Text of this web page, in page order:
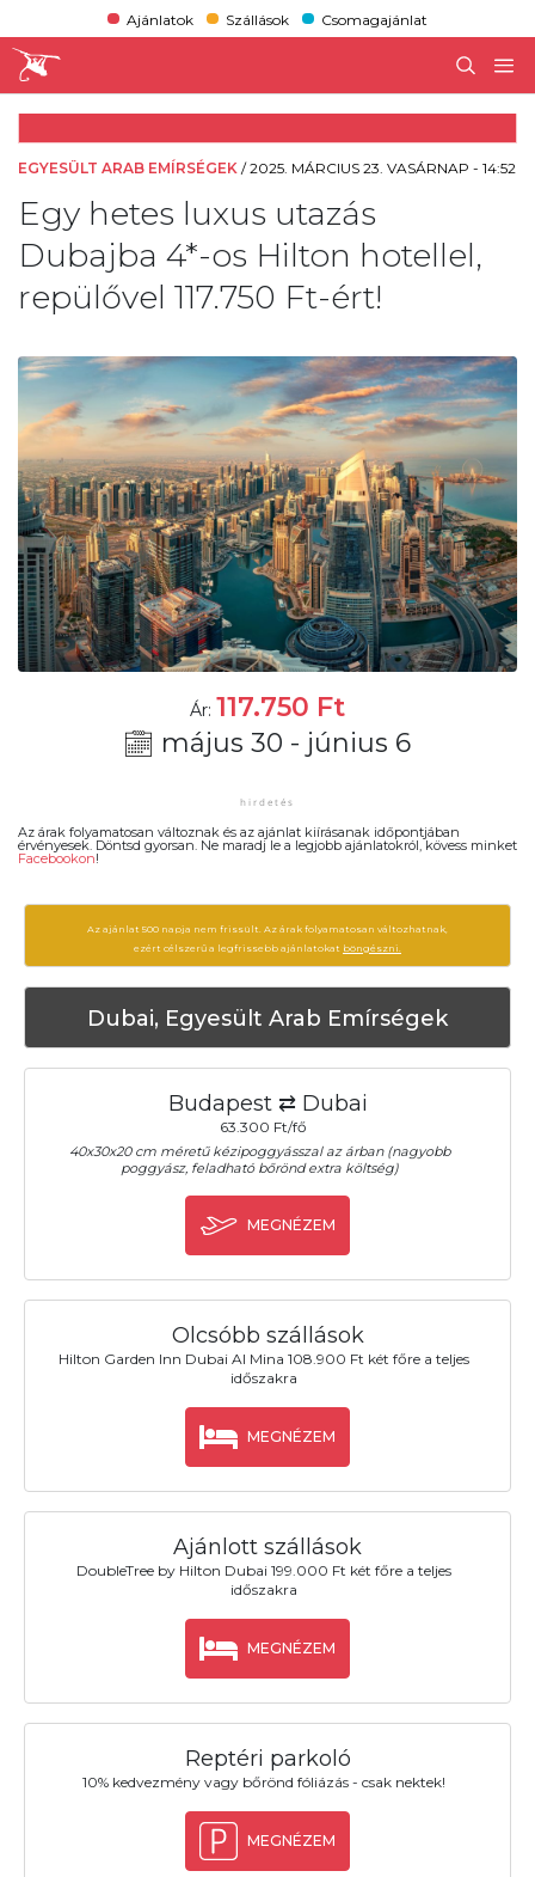
Ajánlatok Szállások Csomagajánlat
EGYESÜLT ARAB EMÍRSÉGEK /2025. MÁRCIUS 23. VASÁRNAP - 14:52
Egy hetes luxus utazás
Dubajba 4*-os Hilton hotellel,
repülővel 117.750 Ft-ért!
Ár: 117.750 Ft
május 30 - június 6
Az árak folyamatosan változnak és az ajánlat kiírásanak időpontjában
érvényesek. Döntsd gyorsan. Ne maradj le a legjobb ajánlatokról, kövess minket
Facebookon!
Az ajánlat 500 napja nem frissült. Az árak folyamatosan változhatnak,
ezért célszerű a legfrissebb ajánlatokat böngészni.
Dubai, Egyesült Arab Emírségek
Budapest ⇄ Dubai
63.300 Ft/fő
40x30x20 cm méretű kézipoggyásszal az árban (nagyobb
poggyász, feladható bőrönd extra költség)
MEGNÉZEM
Olcsóbb szállások
Hilton Garden Inn Dubai Al Mina 108.900 Ft két főre a teljes
időszakra
MEGNÉZEM
Ajánlott szállások
DoubleTree by Hilton Dubai 199.000 Ft két főre a teljes
időszakra
MEGNÉZEM
Reptéri parkoló
10% kedvezmény vagy bőrönd fóliázás - csak nektek!
MEGNÉZEM